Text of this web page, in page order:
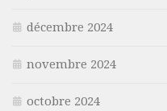
décembre 2024
novembre 2024
octobre 2024